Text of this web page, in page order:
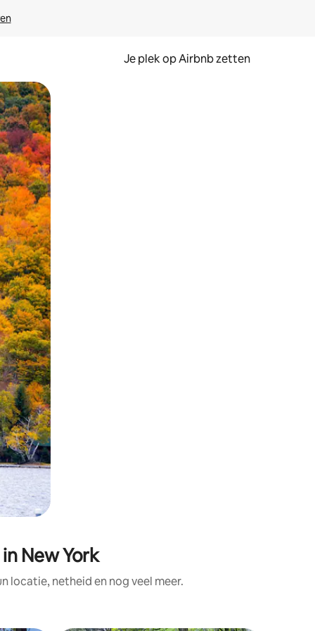
Je plek op Airbnb zetten
of swipen.
New York
locatie, netheid en nog veel meer.